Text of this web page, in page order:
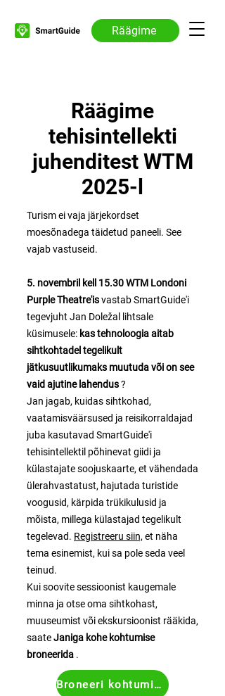
Räägime
Räägime
tehisintellekti
juhenditest WTM
2025-l
Turism ei vaja järjekordset
moesõnadega täidetud paneeli. See
vajab vastuseid.
5. novembril kell 15.30 WTM Londoni
Purple Theatre'isvastab SmartGuide'i
tegevjuht Jan Doležal lihtsale
küsimusele: kas tehnoloogia aitab
sihtkohtadel tegelikult
jätkusuutlikumaks muutuda või on see
vaid ajutine lahendus?
Jan jagab, kuidas sihtkohad,
vaatamisväärsused ja reisikorraldajad
juba kasutavad SmartGuide'i
tehisintellektil põhinevat giidi ja
külastajate soojuskaarte, et vähendada
ülerahvastatust, hajutada turistide
voogusid, kärpida trükikulusid ja
mõista, millega külastajad tegelikult
tegelevad. Registreeru siin, et näha
tema esinemist, kui sa pole seda veel
teinud.
Kui soovite sessioonist kaugemale
minna ja otse oma sihtkohast,
muuseumist või ekskursioonist rääkida,
saateJaniga kohe kohtumise
broneerida .
Broneeri kohtumine